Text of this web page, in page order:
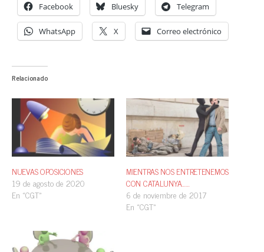
Facebook Bluesky Telegram
WhatsApp X Correo electrónico
Relacionado
NUEVAS OPOSICIONES
19 de agosto de 2020
En «CGT»
MIENTRAS NOS ENTRETENEMOS
CON CATALUNYA……
6 de noviembre de 2017
En «CGT»